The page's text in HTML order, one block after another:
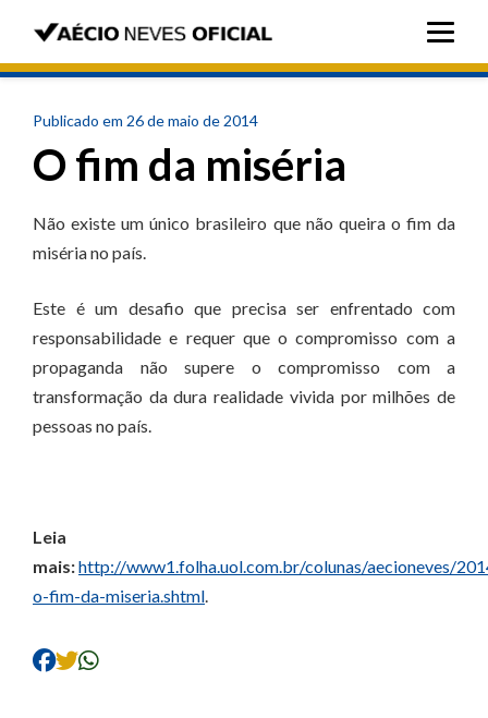
Publicado em 26 de maio de 2014
O fim da miséria
Não existe um único brasileiro que não queira o fim da
miséria no país.
Este é um desafio que precisa ser enfrentado com
responsabilidade e requer que o compromisso com a
propaganda não supere o compromisso com a
transformação da dura realidade vivida por milhões de
pessoas no país.
Leia
mais:http://www1.folha.uol.com.br/colunas/aecioneves/
o-fim-da-miseria.shtml.